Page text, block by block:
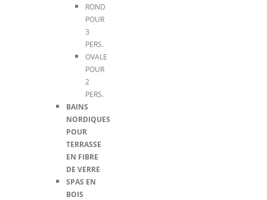
ROND
POUR
3
PERS.
OVALE
POUR
2
PERS.
BAINS
NORDIQUES
POUR
TERRASSE
EN FIBRE
DE VERRE
SPAS EN
BOIS